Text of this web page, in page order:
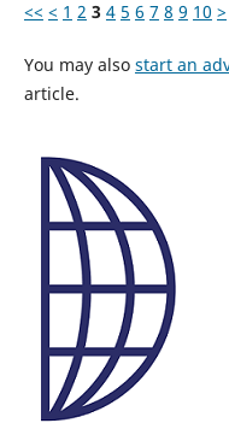
<< < 1 2 3 4 5 6 7 8 9 10 >
You may also start an
article.